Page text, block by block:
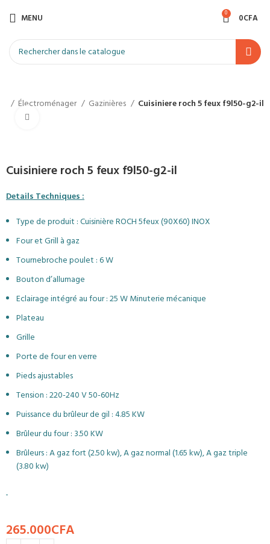
MENU 0 0CFA
Électroménager Gazinières Cuisiniere roch 5 feux f9l50-g2-il
Cuisiniere roch 5 feux f9l50-g2-il
Details Techniques :
Type de produit : Cuisinière ROCH 5feux (90X60) INOX
Four et Grill à gaz
Tournebroche poulet : 6 W
Bouton d’allumage
Eclairage intégré au four : 25 W Minuterie mécanique
Plateau
Grille
Porte de four en verre
Pieds ajustables
Tension : 220-240 V 50-60Hz
Puissance du brûleur de gil : 4.85 KW
Brûleur du four : 3.50 KW
Brûleurs : A gaz fort (2.50 kw), A gaz normal (1.65 kw), A gaz triple
(3.80 kw)
265.000CFA